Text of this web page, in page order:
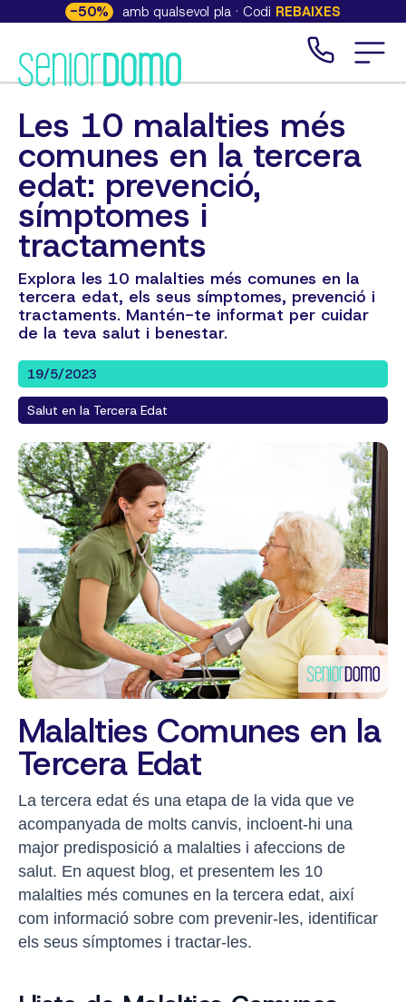
-50% amb qualsevol pla · Codi REBAIXES
Les 10 malalties més
comunes en la tercera
edat: prevenció,
símptomes i
tractaments
Explora les 10 malalties més comunes en la
tercera edat, els seus símptomes, prevenció i
tractaments. Mantén-te informat per cuidar
de la teva salut i benestar.
19/5/2023
Salut en la Tercera Edat
Malalties Comunes en la
Tercera Edat
La tercera edat és una etapa de la vida que ve
acompanyada de molts canvis, incloent-hi una
major predisposició a malalties i afeccions de
salut. En aquest blog, et presentem les 10
malalties més comunes en la tercera edat, així
com informació sobre com prevenir-les, identificar
els seus símptomes i tractar-les.